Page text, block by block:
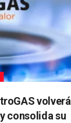
volverá
consolida su